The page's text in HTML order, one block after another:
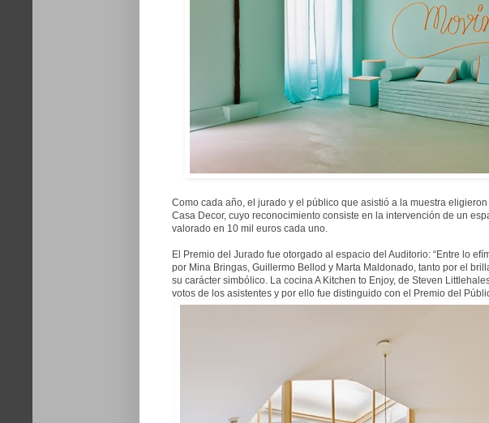
Como cada año, el jurado y el público que asistió a la muestra
Casa Decor, cuyo reconocimiento consiste en la intervención de un
valorado en 10 mil euros cada uno.
El Premio del Jurado fue otorgado al espacio del Auditorio: “Entre lo
por Mina Bringas, Guillermo Bellod y Marta Maldonado, tanto por el
su carácter simbólico. La cocina A Kitchen to Enjoy, de Steven
votos de los asistentes y por ello fue distinguido con el Premio del